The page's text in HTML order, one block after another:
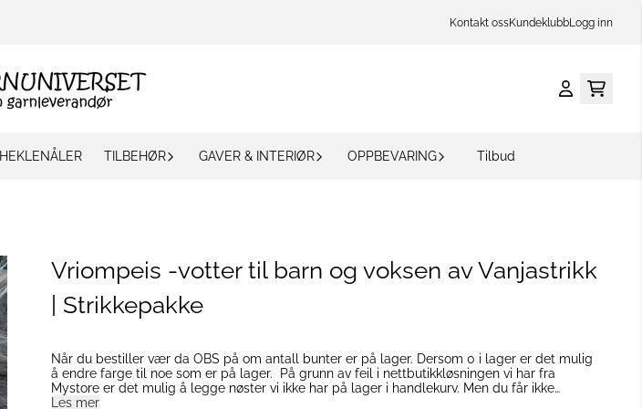
Kontakt ossKundeklubbLogg inn
HEKLENÅLER TILBEHØR GAVER & INTERIØR OPPBEVARING Tilbud
Vriompeis -votter til barn og voksen av Vanjastrikk
| Strikkepakke
Når du bestiller vær da OBS på om antall bunter er på lager. Dersom 0 i lager er det mulig
å endre farge til noe som er på lager. På grunn av feil i nettbutikkløsningen vi har fra
Mystore er det mulig å legge nøster vi ikke har på lager i handlekurv. Men du får ikke
gjennomført kjøpet når du kommer i kassen. Dette er noe vi har tatt opp med Mystore men
Les mer